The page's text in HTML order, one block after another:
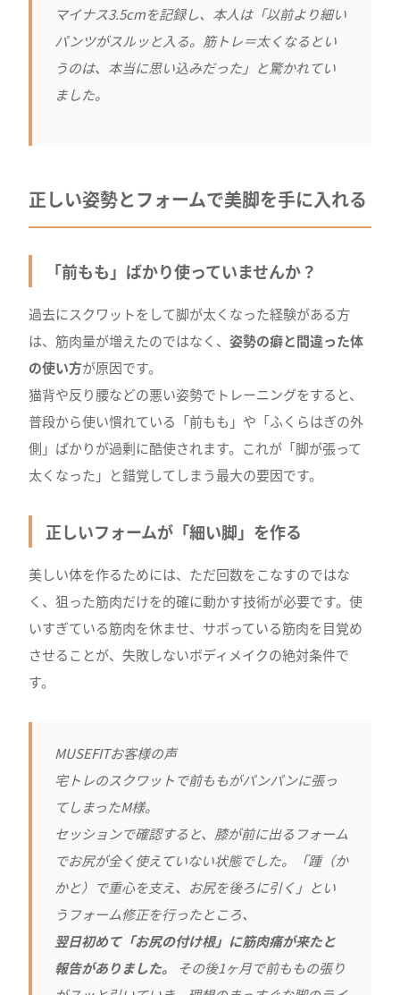
マイナス3.5cmを記録し、本人は「以前より細い
パンツがスルッと入る。筋トレ＝太くなるとい
うのは、本当に思い込みだった」と驚かれてい
ました。
正しい姿勢とフォームで美脚を手に入れる
「前もも」ばかり使っていませんか？
過去にスクワットをして脚が太くなった経験がある方
は、筋肉量が増えたのではなく、姿勢の癖と間違った体
の使い方が原因です。
猫背や反り腰などの悪い姿勢でトレーニングをすると、
普段から使い慣れている「前もも」や「ふくらはぎの外
側」ばかりが過剰に酷使されます。これが「脚が張って
太くなった」と錯覚してしまう最大の要因です。
正しいフォームが「細い脚」を作る
美しい体を作るためには、ただ回数をこなすのではな
く、狙った筋肉だけを的確に動かす技術が必要です。使
いすぎている筋肉を休ませ、サボっている筋肉を目覚め
させることが、失敗しないボディメイクの絶対条件で
す。
MUSEFITお客様の声
宅トレのスクワットで前ももがパンパンに張っ
てしまったM様。
セッションで確認すると、膝が前に出るフォーム
でお尻が全く使えていない状態でした。「踵（か
かと）で重心を支え、お尻を後ろに引く」とい
うフォーム修正を行ったところ、
翌日初めて「お尻の付け根」に筋肉痛が来たと
報告がありました。
その後1ヶ月で前ももの張り